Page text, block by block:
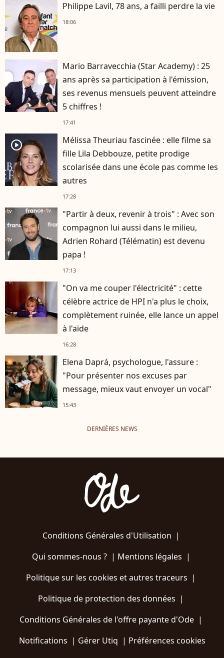
Philippe Lavil, 78 ans, a failli perdre la vie
18:06
Mario Barravecchia (Star Academy) : 25
ans après sa participation à l'émission,
ses revenus mensuels peuvent atteindre
5 chiffres !
17:41
player2
Mélissa Theuriau fascinée : elle filme sa
fille Lila Debbouze, petite prodige
scolarisée dans une école pas comme les
autres
17:28
"Partir à deux, revenir à trois" : Avec son
compagnon lui aussi dans le milieu,
Adrien Rohard (Télématin) est devenu
papa !
17:13
"On va me couper l'électricité" : cette
célèbre actrice de HPI n'a plus le choix,
complètement ruinée, elle lance un appel
à l'aide
16:28
Elena Daprá, psychologue, l'assure :
"Pour présenter nos excuses par
message, mieux vaut envoyer un vocal"
15:43
DERNIÈRES NEWS
Conditions Générales d'Utilisation |
Qui sommes-nous ?| Mentions légales |
Politique sur les cookies et autres traceurs |
Politique de protection des données |
Conditions Générales de l'offre payante d'Ode |
Notifications | Gérer Utiq | Préférences cookies